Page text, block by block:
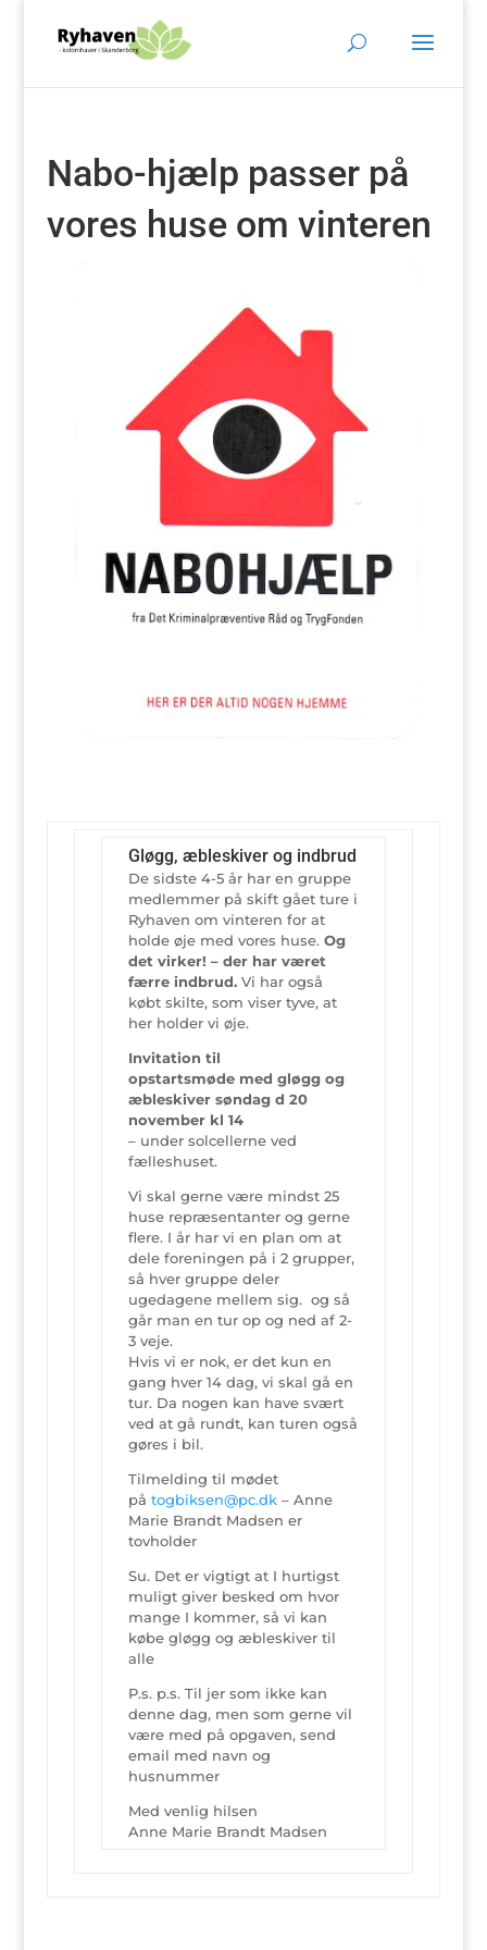
Nabo-hjælp passer på
vores huse om vinteren
Gløgg, æbleskiver og indbrud
De sidste 4-5 år har en gruppe
medlemmer på skift gået ture i
Ryhaven om vinteren for at
holde øje med vores huse. Og
det virker! – der har været
færre indbrud. Vi har også
købt skilte, som viser tyve, at
her holder vi øje.
Invitation til
opstartsmøde med gløgg og
æbleskiver søndag d 20
november kl 14
– under solcellerne ved
fælleshuset.
Vi skal gerne være mindst 25
huse repræsentanter og gerne
flere. I år har vi en plan om at
dele foreningen på i 2 grupper,
så hver gruppe deler
ugedagene mellem sig. og så
går man en tur op og ned af 2-
3 veje.
Hvis vi er nok, er det kun en
gang hver 14 dag, vi skal gå en
tur. Da nogen kan have svært
ved at gå rundt, kan turen også
gøres i bil.
Tilmelding til mødet
på togbiksen@pc.dk– Anne
Marie Brandt Madsen er
tovholder
Su. Det er vigtigt at I hurtigst
muligt giver besked om hvor
mange I kommer, så vi kan
købe gløgg og æbleskiver til
alle
P.s. p.s. Til jer som ikke kan
denne dag, men som gerne vil
være med på opgaven, send
email med navn og
husnummer
Med venlig hilsen
Anne Marie Brandt Madsen